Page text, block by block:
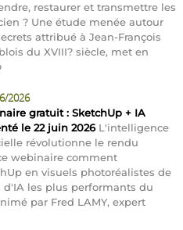
restaurer et transmettre les
? Une étude menée autour
attribué à Jean-François
du XVIII? siècle, met en
2026
gratuit : SketchUp + IA
le 22 juin 2026L'intelligence
révolutionne le rendu
webinaire comment
en visuels photoréalistes de
les plus performants du
par Fred LAMY, expert